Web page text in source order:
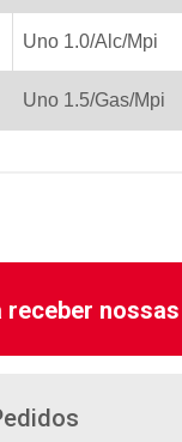
Uno 1.0/Alc/Mpi
Uno 1.5/Gas/Mpi
receber